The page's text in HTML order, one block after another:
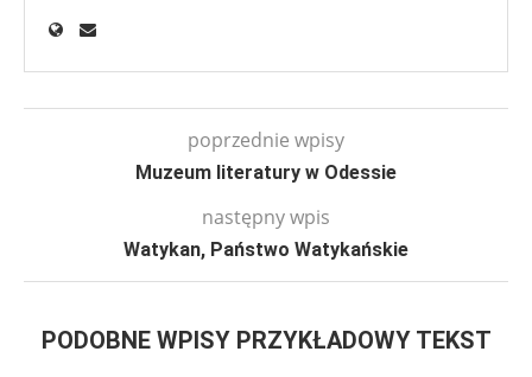
poprzednie wpisy
Muzeum literatury w Odessie
następny wpis
Watykan, Państwo Watykańskie
PODOBNE WPISY PRZYKŁADOWY TEKST